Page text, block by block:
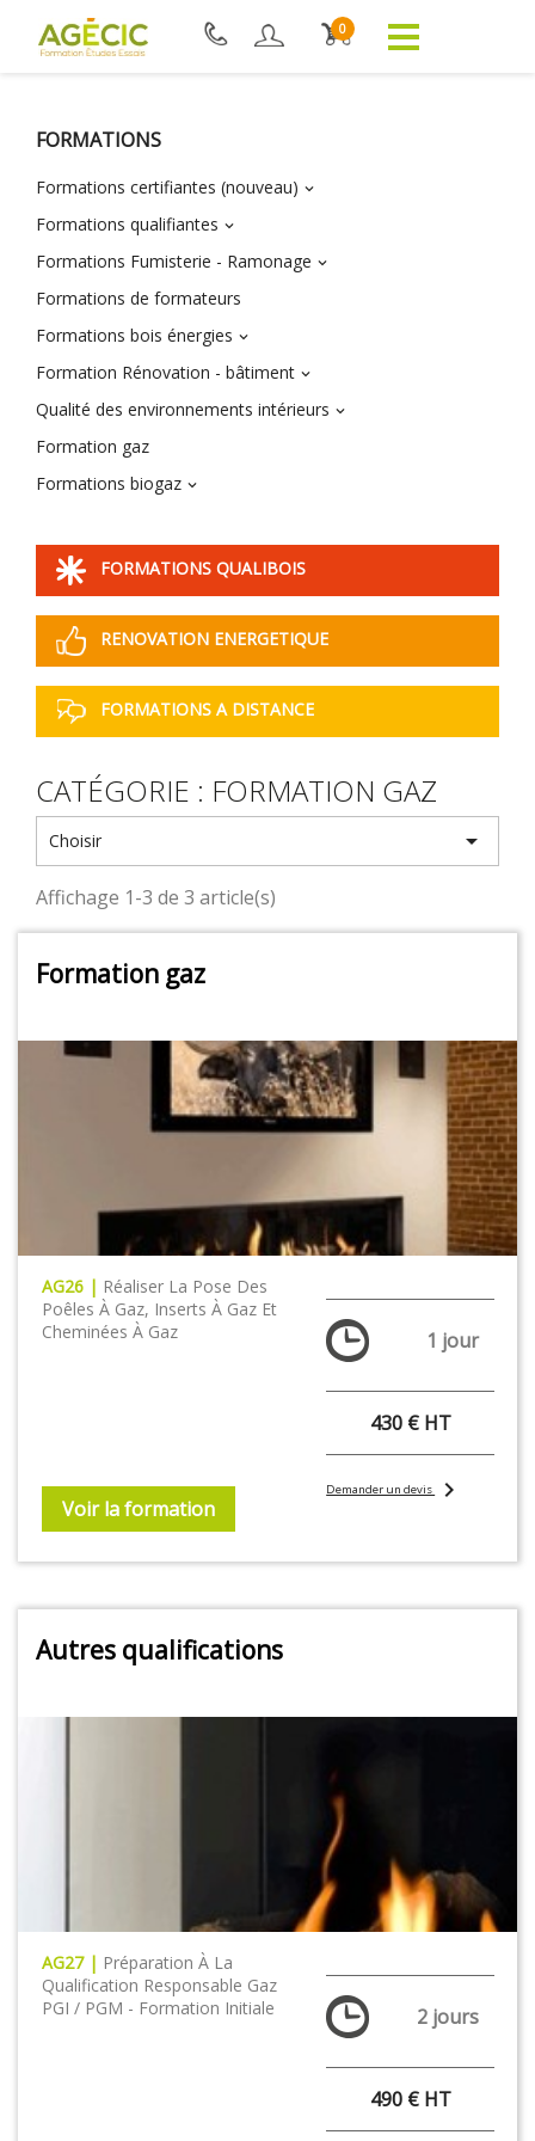
0
FORMATIONS
Formations certifiantes (nouveau) 
Formations qualifiantes 
Formations Fumisterie - Ramonage 
Formations de formateurs
Formations bois énergies 
Formation Rénovation - bâtiment 
Qualité des environnements intérieurs 
Formation gaz
Formations biogaz 
FORMATIONS QUALIBOIS
RENOVATION ENERGETIQUE
FORMATIONS A DISTANCE
CATÉGORIE : FORMATION GAZ
Choisir 
Affichage 1-3 de 3 article(s)
Formation gaz
AG26 | Réaliser La Pose Des
Poêles À Gaz, Inserts À Gaz Et
Cheminées À Gaz
Voir la formation
1 jour
430 € HT
Demander un devischevron_right
Autres qualifications
AG27 | Préparation À La
Qualification Responsable Gaz
PGI / PGM - Formation Initiale
2 jours
490 € HT